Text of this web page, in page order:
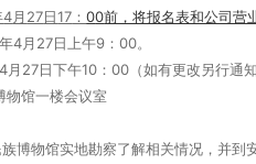
4月 27日17 ：00前，将报名表和公司营
4月27日上午9：00。
月27日下午10：00（如有更改另行通
物馆一楼会议室
博物馆实地勘察了解相关情况，并到